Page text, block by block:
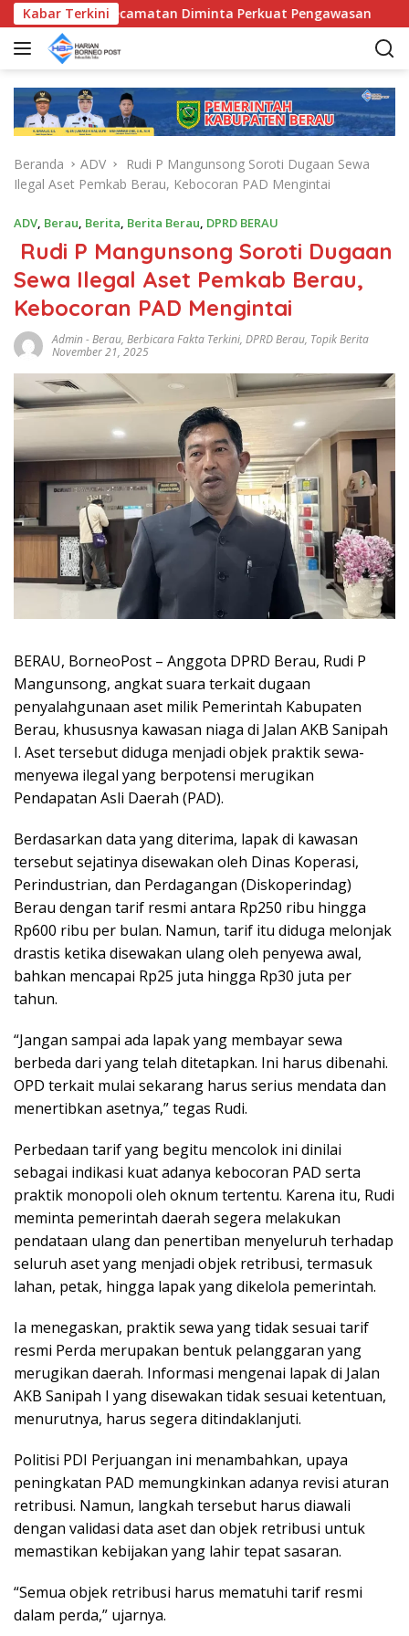
a
Kabar Terkini
Bunda Kecamatan Diminta Perkuat Pengawasan
Beranda ADV
Rudi P Mangunsong Soroti Dugaan Sewa
Ilegal Aset Pemkab Berau, Kebocoran PAD Mengintai
ADV, Berau, Berita, Berita Berau, DPRD BERAU
Rudi P Mangunsong Soroti Dugaan
Sewa Ilegal Aset Pemkab Berau,
Kebocoran PAD Mengintai
Admin-Berau, Berbicara Fakta Terkini, DPRD Berau, Topik Berita
November 21, 2025
BERAU, BorneoPost – Anggota DPRD Berau, Rudi P
Mangunsong, angkat suara terkait dugaan
penyalahgunaan aset milik Pemerintah Kabupaten
Berau, khususnya kawasan niaga di Jalan AKB Sanipah
I. Aset tersebut diduga menjadi objek praktik sewa-
menyewa ilegal yang berpotensi merugikan
Pendapatan Asli Daerah (PAD).
Berdasarkan data yang diterima, lapak di kawasan
tersebut sejatinya disewakan oleh Dinas Koperasi,
Perindustrian, dan Perdagangan (Diskoperindag)
Berau dengan tarif resmi antara Rp250 ribu hingga
Rp600 ribu per bulan. Namun, tarif itu diduga melonjak
drastis ketika disewakan ulang oleh penyewa awal,
bahkan mencapai Rp25 juta hingga Rp30 juta per
tahun.
“Jangan sampai ada lapak yang membayar sewa
berbeda dari yang telah ditetapkan. Ini harus dibenahi.
OPD terkait mulai sekarang harus serius mendata dan
menertibkan asetnya,” tegas Rudi.
Perbedaan tarif yang begitu mencolok ini dinilai
sebagai indikasi kuat adanya kebocoran PAD serta
praktik monopoli oleh oknum tertentu. Karena itu, Rudi
meminta pemerintah daerah segera melakukan
pendataan ulang dan penertiban menyeluruh terhadap
seluruh aset yang menjadi objek retribusi, termasuk
lahan, petak, hingga lapak yang dikelola pemerintah.
Ia menegaskan, praktik sewa yang tidak sesuai tarif
resmi Perda merupakan bentuk pelanggaran yang
merugikan daerah. Informasi mengenai lapak di Jalan
AKB Sanipah I yang disewakan tidak sesuai ketentuan,
menurutnya, harus segera ditindaklanjuti.
Politisi PDI Perjuangan ini menambahkan, upaya
peningkatan PAD memungkinkan adanya revisi aturan
retribusi. Namun, langkah tersebut harus diawali
dengan validasi data aset dan objek retribusi untuk
memastikan kebijakan yang lahir tepat sasaran.
“Semua objek retribusi harus mematuhi tarif resmi
dalam perda,” ujarnya.